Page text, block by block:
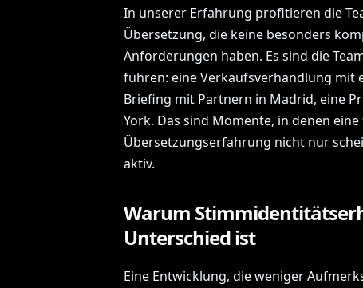
In unserer Erfahrung profitieren die
Übersetzung, die keine besonders
Anforderungen haben. Es sind die
führen: eine Verkaufsverhandlung mit
Briefing mit Partnern in Madrid, eine
York. Das sind Momente, in denen
Übersetzungserfahrung nicht nur
aktiv.
Warum
Unterschied ist
Eine Entwicklung, die weniger